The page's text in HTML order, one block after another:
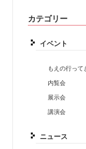
カテゴリー
イベント
もえの行って
内覧会
展示会
講演会
ニュース